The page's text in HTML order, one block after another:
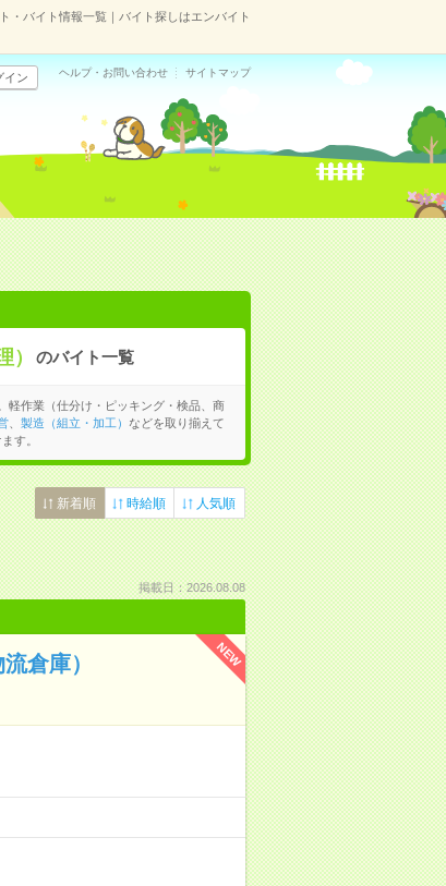
・バイト情報一覧｜バイト探しはエンバイト
イン ヘルプ・お問い合わせ サイトマップ
のバイト一覧
軽作業（仕分け・ピッキング・検品、商
、 製造（組立・加工） などを取り揃えて
す。
新着順 時給順 人気順
掲載日：2026.08.08
NEW
倉庫）